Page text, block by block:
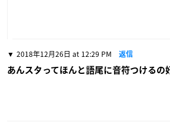
2018年12月26日 at 12:29 PM 返信
あんスタってほんと語尾に音符つけるの